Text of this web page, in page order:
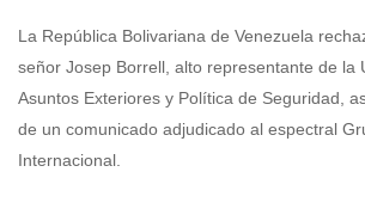
La República Bolivariana de Venezuela
señor Josep Borrell, alto representante de la
Asuntos Exteriores y Política de Seguridad,
de un comunicado adjudicado al espectral
Internacional.